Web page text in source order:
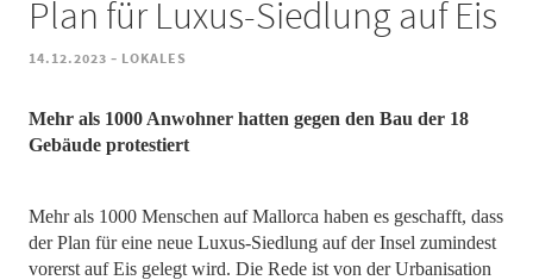
Plan für Luxus-Siedlung auf Eis
14.12.2023 - LOKALES
Mehr als 1000 Anwohner hatten gegen den Bau der 18
Gebäude protestiert
Mehr als 1000 Menschen auf Mallorca haben es geschafft, dass
der Plan für eine neue Luxus-Siedlung auf der Insel zumindest
vorerst auf Eis gelegt wird. Die Rede ist von der Urbanisation